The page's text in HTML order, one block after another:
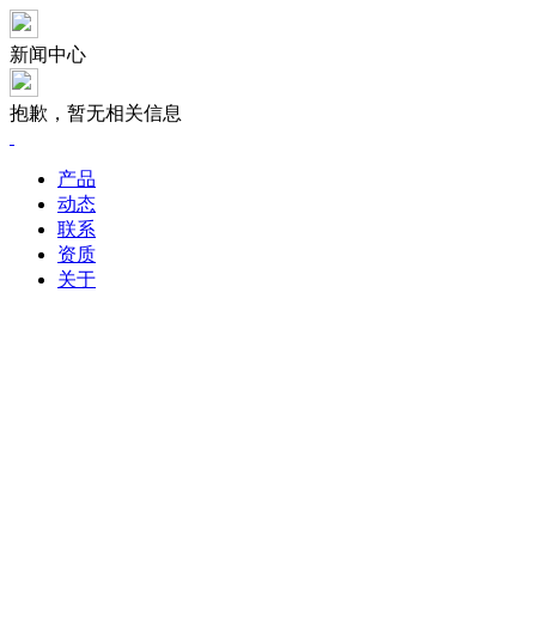
新闻中心
抱歉，暂无相关信息
产品
动态
联系
资质
关于